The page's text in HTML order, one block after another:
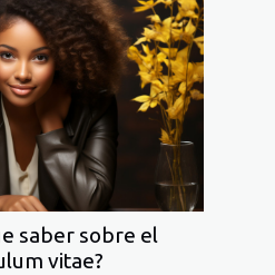
saber sobre el
vitae?